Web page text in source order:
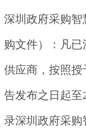
深圳政府采购
购文件）：凡
供应商，按照
告发布之日起至
录深圳政府采购